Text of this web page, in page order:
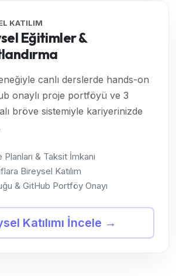
KATILIM
Eğitimler &
canlı derslerde hands-on
onaylı proje portföyü ve 3
bröve sistemiyle kariyerinizde
& Taksit İmkanı
Bireysel Katılım
& GitHub Portföy Onayı
Katılımı İncele →